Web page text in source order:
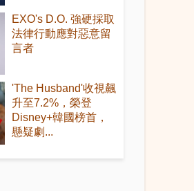
EXO's D.O. 強硬採取
法律行動應對惡意留
言者
'The Husband'收視飆
升至7.2%，榮登
Disney+韓國榜首，
懸疑劇...